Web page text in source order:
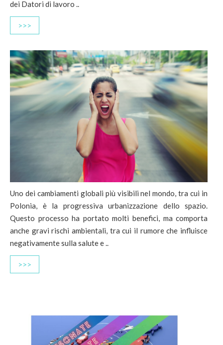
dei Datori di lavoro ..
>>>
Uno dei cambiamenti globali più visibili nel mondo, tra cui in
Polonia, è la progressiva urbanizzazione dello spazio.
Questo processo ha portato molti benefici, ma comporta
anche gravi rischi ambientali, tra cui il rumore che influisce
negativamente sulla salute e ..
>>>